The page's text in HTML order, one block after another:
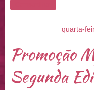
quarta-
Promoção
Segunda